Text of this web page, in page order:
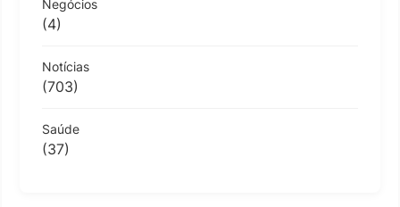
Negócios
(4)
Notícias
(703)
Saúde
(37)